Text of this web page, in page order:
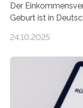
Der
Geburt ist in
nach der Geburt
langfristigen
Rente. Bisherige
Euro und damit
Ergebnis kommt
24.10.2025